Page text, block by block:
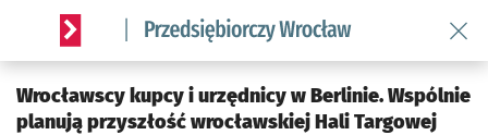
Serwis informacyjny wroclaw.pl podserwis: Strategia
Wrocławscy kupcy i urzędnicy w Berlinie. Wspólnie
planują przyszłość wrocławskiej Hali Targowej